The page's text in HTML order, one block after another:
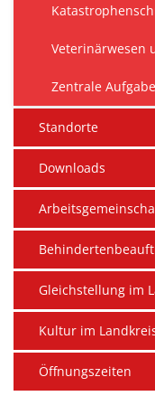
Veterinärwesen
Zentrale
Standorte
Downloads
Gleichstellung im
Kultur im
Öffnungszeiten